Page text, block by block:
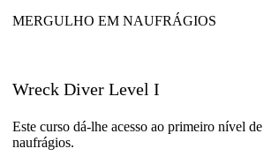
MERGULHO EM NAUFRÁGIOS
Wreck Diver Level I
Este curso dá-lhe acesso ao primeiro nível
naufrágios.